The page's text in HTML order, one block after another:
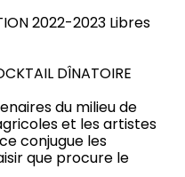
2022-2023 Libres
DÎNATOIRE
du milieu de
et les artistes
conjugue les
que procure le